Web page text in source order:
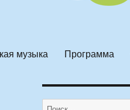
музыка Программа
Искать: